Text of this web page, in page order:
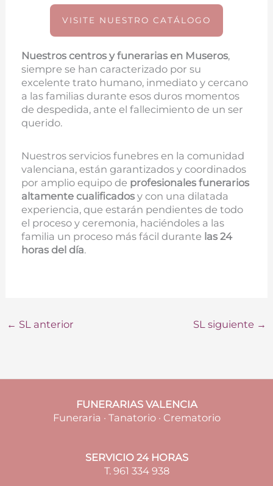
VISITE NUESTRO CATÁLOGO
Nuestros centros y funerarias en Museros,
siempre se han caracterizado por su
excelente trato humano, inmediato y cercano
a las familias durante esos duros momentos
de despedida, ante el fallecimiento de un ser
querido.
Nuestros servicios funebres en la comunidad
valenciana, están garantizados y coordinados
por amplio equipo de profesionales funerarios
altamente cualificados y con una dilatada
experiencia, que estarán pendientes de todo
el proceso y ceremonia, haciéndoles a las
familia un proceso más fácil durante las 24
horas del día.
← SL anterior SL siguiente →
FUNERARIAS VALENCIA
Funeraria · Tanatorio · Crematorio
SERVICIO 24 HORAS
T. 961 334 938